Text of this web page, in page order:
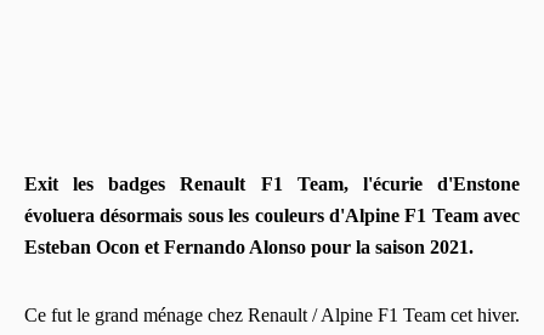
Exit les badges Renault F1 Team, l'écurie d'Enstone
évoluera désormais sous les couleurs d'Alpine F1 Team avec
Esteban Ocon et Fernando Alonso pour la saison 2021.
Ce fut le grand ménage chez Renault / Alpine F1 Team cet hiver.